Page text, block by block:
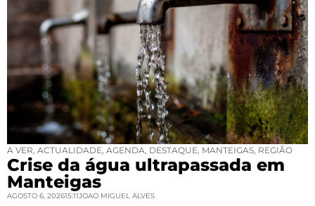
A VER, ACTUALIDADE, AGENDA, DESTAQUE, MANTEIGAS, REGIÃO
Crise da água ultrapassada em
Manteigas
AGOSTO 6, 202615:11JOAO MIGUEL ALVES